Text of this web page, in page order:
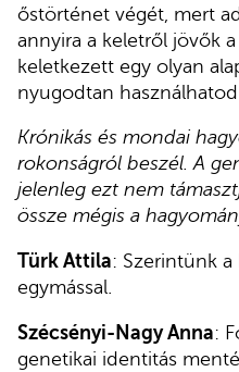
őstörténet végét, mert
annyira a keletről jövők
keletkezett egy olyan
nyugodtan
Krónikás és mondai
rokonságról beszél. A
jelenleg ezt nem
össze mégis a
Türk Attila: Szerintünk
egymással.
Szécsényi-Nagy Anna:
genetikai identitás